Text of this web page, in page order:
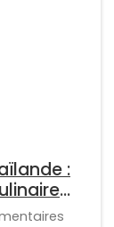
: